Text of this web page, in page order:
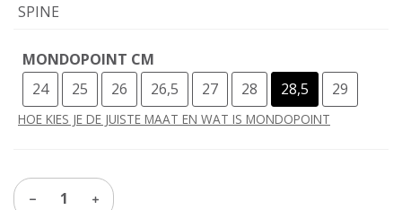
SPINE
MONDOPOINT CM
24
25 26 26,5 27 28 28,5 29
HOE KIES JE DE JUISTE MAAT EN WAT IS MONDOPOINT
1